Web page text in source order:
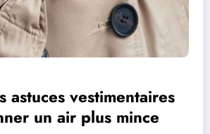
astuces vestimentaires
un air plus mince